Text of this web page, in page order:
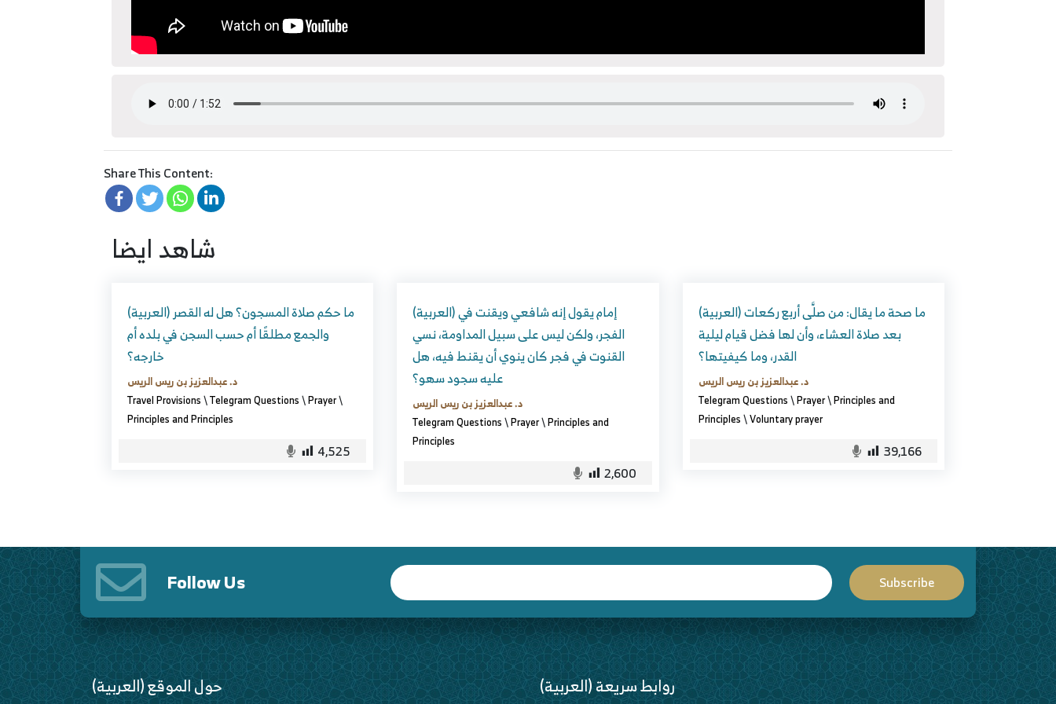
Share This Content:
شاهد ايضا
(العربية) ما حكم صلاة المسجون؟ هل له القصر
والجمع مطلقًا أم حسب السجن في بلده أم
خارجه؟
د. عبدالعزيز بن ريس الريس
Travel Provisions\Telegram Questions\Prayer\
Principles and Principles
4,525
(العربية) إمام يقول إنه شافعي ويقنت في
الفجر، ولكن ليس على سبيل المداومة، نسي
القنوت في فجر كان ينوي أن يقنط فيه، هل
عليه سجود سهو؟
د. عبدالعزيز بن ريس الريس
Telegram Questions\Prayer\Principles and
Principles
2,600
(العربية) ما صحة ما يقال: من صلَّى أربع ركعات
بعد صلاة العشاء، وأن لها فضل قيام ليلية
القدر، وما كيفيتها؟
د. عبدالعزيز بن ريس الريس
Telegram Questions\Prayer\Principles and
Principles\Voluntary prayer
39,166
Follow Us
(العربية) حول الموقع (العربية) روابط سريعة